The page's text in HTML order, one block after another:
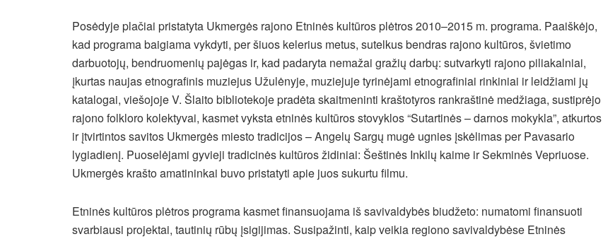
Posėdyje plačiai pristatyta Ukmergės rajono Etninės kultūros plėtros 2010–2015 m. programa. Paaiškėjo,
kad programa baigiama vykdyti, per šiuos kelerius metus, sutelkus bendras rajono kultūros, švietimo
darbuotojų, bendruomenių pajėgas ir, kad padaryta nemažai gražių darbų: sutvarkyti rajono piliakalniai,
įkurtas naujas etnografinis muziejus Užulėnyje, muziejuje tyrinėjami etnografiniai rinkiniai ir leidžiami jų
katalogai, viešojoje V. Šlaito bibliotekoje pradėta skaitmeninti kraštotyros rankraštinė medžiaga, sustiprėjo
rajono folkloro kolektyvai, kasmet vyksta etninės kultūros stovyklos “Sutartinės – darnos mokykla”, atkurtos
ir įtvirtintos savitos Ukmergės miesto tradicijos – Angelų Sargų mugė ugnies įskėlimas per Pavasario
lygiadienį. Puoselėjami gyvieji tradicinės kultūros židiniai: Šeštinės Inkilų kaime ir Sekminės Vepriuose.
Ukmergės krašto amatininkai buvo pristatyti apie juos sukurtu filmu.
Etninės kultūros plėtros programa kasmet finansuojama iš savivaldybės biudžeto: numatomi finansuoti
svarbiausi projektai, tautinių rūbų įsigijimas. Susipažinti, kaip veikia regiono savivaldybėse Etninės